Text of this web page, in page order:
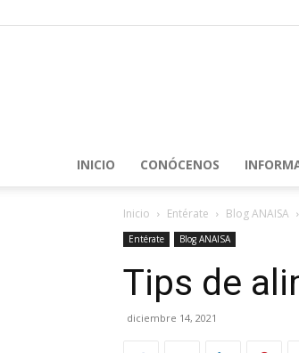
INICIO CONÓCENOS
Inicio Entérate Blog ANAISA
Entérate Blog ANAISA
Tips de
diciembre 14, 2021